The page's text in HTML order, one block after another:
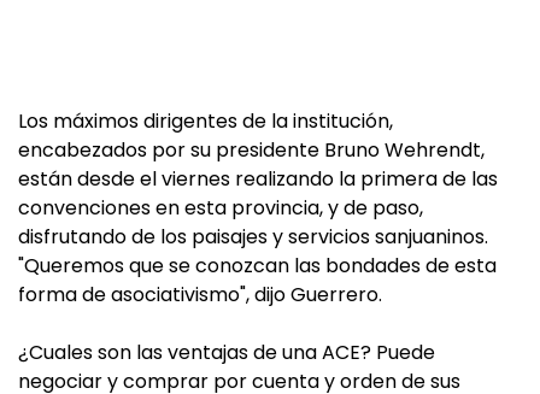
Los máximos dirigentes de la institución,
encabezados por su presidente Bruno Wehrendt,
están desde el viernes realizando la primera de las
convenciones en esta provincia, y de paso,
disfrutando de los paisajes y servicios sanjuaninos.
"Queremos que se conozcan las bondades de esta
forma de asociativismo", dijo Guerrero.
¿Cuales son las ventajas de una ACE? Puede
negociar y comprar por cuenta y orden de sus